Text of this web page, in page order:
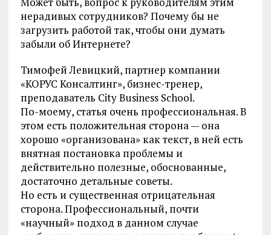
нерадивых сотрудников? Почему бы не
загрузить работой так, чтобы они думать
забыли об Интернете?
Тимофей Левицкий, партнер компании
«КОРУС Консалтинг», бизнес-тренер,
преподаватель City Business School.
По-моему, статья очень профессиональная. В
этом есть положительная сторона — она
хорошо «организована» как текст, в ней есть
внятная постановка проблемы и
действительно полезные, обоснованные,
достаточно детальные советы.
Но есть и существенная отрицательная
сторона. Профессиональный, почти
«научный» подход в данном случае